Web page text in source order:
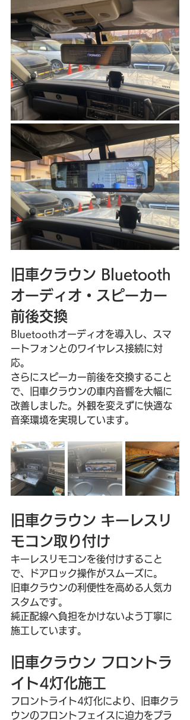
旧車クラウン Bluetooth
オーディオ・スピーカー
前後交換
Bluetoothオーディオを導入し、スマ
ートフォンとのワイヤレス接続に対
応。
さらにスピーカー前後を交換すること
で、旧車クラウンの車内音響を大幅に
改善しました。外観を変えずに快適な
音楽環境を実現しています。
旧車クラウン キーレスリ
モコン取り付け
キーレスリモコンを後付けすること
で、ドアロック操作がスムーズに。
旧車クラウンの利便性を高める人気カ
スタムです。
純正配線へ負担をかけないよう丁寧に
施工しています。
旧車クラウン フロントラ
イト4灯化施工
フロントライト4灯化により、旧車クラ
ウンのフロントフェイスに迫力をプラ